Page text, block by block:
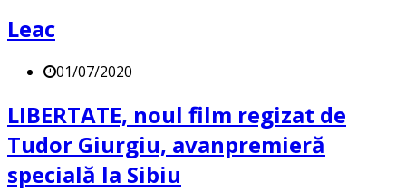
Leac
01/07/2020
LIBERTATE, noul film regizat de
Tudor Giurgiu, avanpremieră
specială la Sibiu